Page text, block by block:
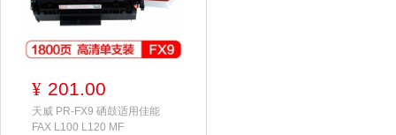
¥ 201.00
天威 PR-FX9 硒鼓适用佳能
FAX L100 L120 MF